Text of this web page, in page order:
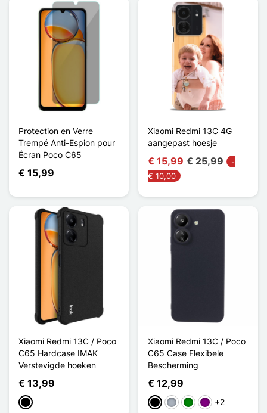
Protection en Verre
Trempé Anti-Espion pour
Écran Poco C65
€ 15,99
Xiaomi Redmi 13C 4G
aangepast hoesje
€ 15,99 € 25,99
-
€ 10,00
Xiaomi Redmi 13C / Poco
C65 Hardcase IMAK
Verstevigde hoeken
€ 13,99
Zwart
Xiaomi Redmi 13C / Poco
C65 Case Flexibele
Bescherming
€ 12,99
ZwartGrijsGroenPurper
+2